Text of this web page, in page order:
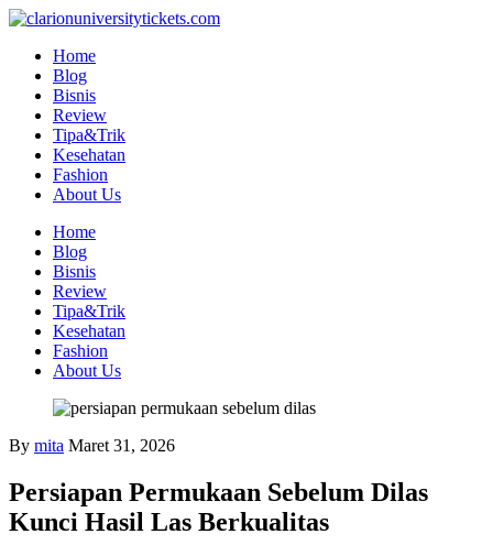
Skip
contentHome
Blog
Bisnis
Review
Tipa&Trik
Kesehatan
Fashion
About Us
Home
Blog
Bisnis
Review
Tipa&Trik
Kesehatan
Fashion
About Us
By mita Maret 31, 2026
Persiapan Permukaan Sebelum Dilas
Kunci Hasil Las Berkualitas